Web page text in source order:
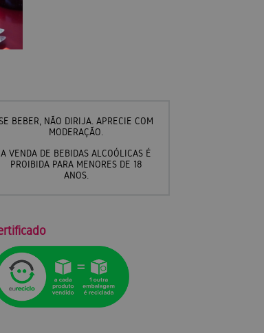
BEBER, NÃO DIRIJA. APRECIE COM
MODERAÇÃO.
A VENDA DE BEBIDAS ALCOÓLICAS É
PROIBIDA PARA MENORES DE 18
ANOS.